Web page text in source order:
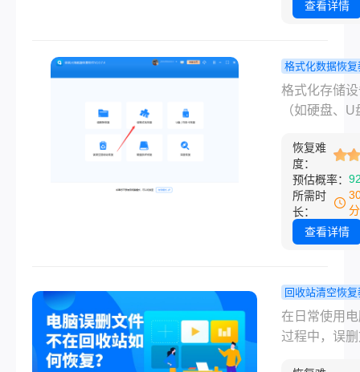
误删的SD卡
物理损坏等
卡数据呢？
提供详细步
用技巧，帮
丢失数据。
查看详情
格式化数据恢复
格式化后如
复数据？4
格式化存储
（如硬盘、U
用户误以为
永久丢失。
上，快速格
删除文件索
彻底擦除数
化后如何恢
呢？本文将
式化后恢复
恢复难
度：
预估概率：
所需时
长：
查看详情
回收站清空恢
电脑误删文
在回收站如
在日常使用
过程中，误